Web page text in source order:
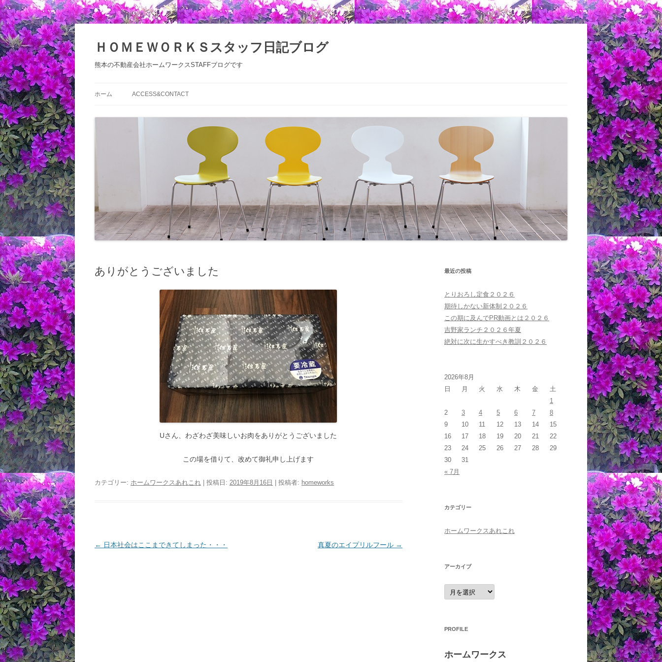
ン
ツ
へ
ス
ＨＯＭＥＷＯＲＫＳスタッフ日記ブログ
熊本の不動産会社ホームワークスSTAFFブログです
ホーム ACCESS&CONTACT
ありがとうございました
Uさん、わざわざ美味しいお肉をありがとうございました
この場を借りて、改めて御礼申し上げます
カテゴリー: ホームワークスあれこれ | 投稿日: 2019年8月16日 投稿者: homeworks
投
← 日本社会はここまできてしまった・・・ 真夏のエイプリルフール →
最近の投稿
とりおろし定食２０２６
期待しかない新体制２０２６
この期に及んでPR動画とは２０２６
吉野家ランチ２０２６年夏
絶対に次に生かすべき教訓２０２６
2026年8月
日
月 火 水 木 金
土
1
2
3 4 5 6 7
8
9
10 11 12 13 14
15
16
17 18 19 20 21
22
23
24 25 26 27 28
29
30
31
« 7月
カテゴリー
ホームワークスあれこれ
アーカイブ
ア
ー
カ
PROFILE
ホームワークス